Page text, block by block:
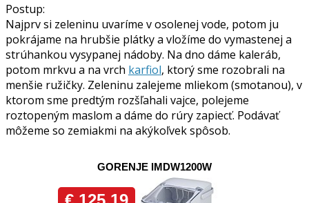
Postup:
Najprv si zeleninu uvaríme v osolenej vode, potom ju
pokrájame na hrubšie plátky a vložíme do vymastenej a
strúhankou vysypanej nádoby. Na dno dáme kaleráb,
potom mrkvu a na vrch karfiol, ktorý sme rozobrali na
menšie ružičky. Zeleninu zalejeme mliekom (smotanou), v
ktorom sme predtým rozšľahali vajce, polejeme
roztopeným maslom a dáme do rúry zapiecť. Podávať
môžeme so zemiakmi na akýkoľvek spôsob.